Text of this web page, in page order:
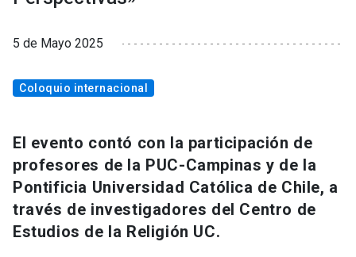
5 de Mayo 2025
Coloquio internacional
El evento contó con la participación de
profesores de la PUC-Campinas y de la
Pontificia Universidad Católica de Chile, a
través de investigadores del Centro de
Estudios de la Religión UC.